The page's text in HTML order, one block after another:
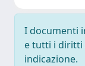
I documenti
e tutti i diritti
indicazione.